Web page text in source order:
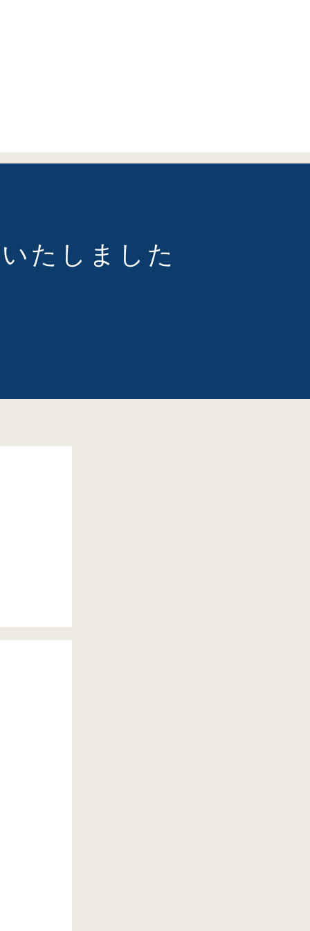
たしました